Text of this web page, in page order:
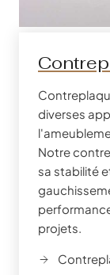
diverses
Notre
sa stabilité
projets.